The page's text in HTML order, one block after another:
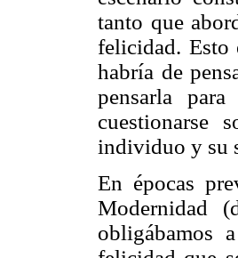
tanto que
felicidad. Esto
habría de
pensarla
individuo y su
En épocas
Modernidad
obligábamos